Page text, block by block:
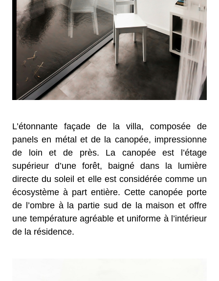
L’étonnante façade de la villa, composée de
panels en métal et de la canopée, impressionne
de loin et de près. La canopée est l’étage
supérieur d’une forêt, baigné dans la lumière
directe du soleil et elle est considérée comme un
écosystème à part entière. Cette canopée porte
de l’ombre à la partie sud de la maison et offre
une température agréable et uniforme à l’intérieur
de la résidence.